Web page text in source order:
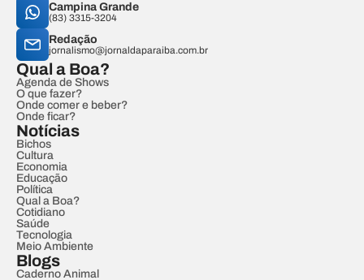
Campina Grande
(83) 3315-3204
Redação
jornalismo@jornaldaparaiba.com.br
Qual a Boa?
Agenda de Shows
O que fazer?
Onde comer e beber?
Onde ficar?
Notícias
Bichos
Cultura
Economia
Educação
Política
Qual a Boa?
Cotidiano
Saúde
Tecnologia
Meio Ambiente
Blogs
Caderno Animal